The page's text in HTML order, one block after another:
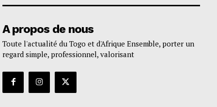
A propos de nous
Toute l'actualité du Togo et d'Afrique Ensemble, porter un
regard simple, professionnel, valorisant